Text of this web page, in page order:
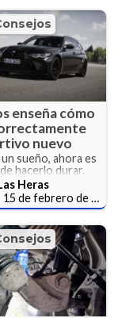
enseña cómo
nuevo
sueño, ahora es
hacerlo durar.
Heras
Miércoles, 15 de febrero de 2023